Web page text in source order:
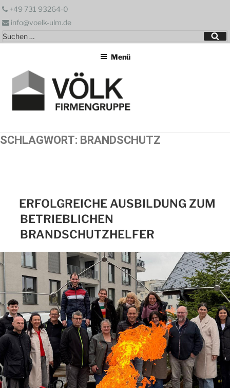
Zum
springen
+49 731 93264-0
info@voelk-ulm.de
Suchen
nach:
Menü
SCHLAGWORT: BRANDSCHUTZ
ERFOLGREICHE AUSBILDUNG ZUM
BETRIEBLICHEN
BRANDSCHUTZHELFER